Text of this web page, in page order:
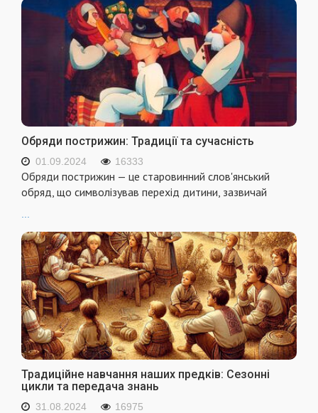
Обряди пострижин: Традиції та сучасність
01.09.2024 16333
Обряди пострижин — це старовинний слов'янський
обряд, що символізував перехід дитини, зазвичай
Традиційне навчання наших предків: Сезонні
цикли та передача знань
31.08.2024 16975